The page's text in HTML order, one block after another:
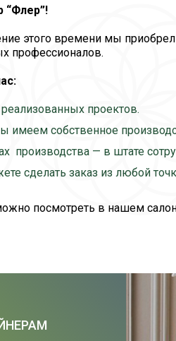
“Флер”!
этого времени мы
профессионалов.
проектов.
имеем собственное
производства — в штате
сделать заказ из любой
посмотреть в нашем